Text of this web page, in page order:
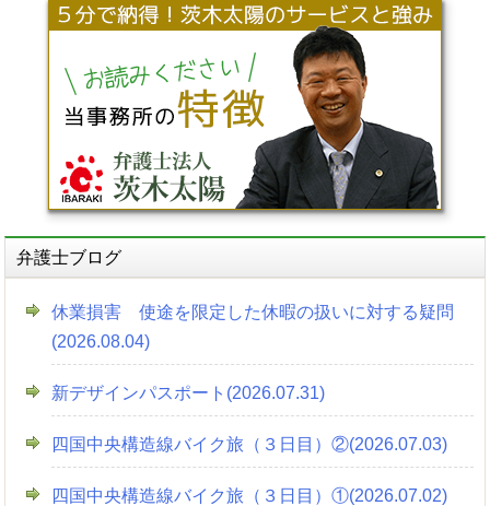
弁護士ブログ
休業損害 使途を限定した休暇の扱いに対する疑問
(2026.08.04)
新デザインパスポート(2026.07.31)
四国中央構造線バイク旅（３日目）②(2026.07.03)
四国中央構造線バイク旅（３日目）①(2026.07.02)